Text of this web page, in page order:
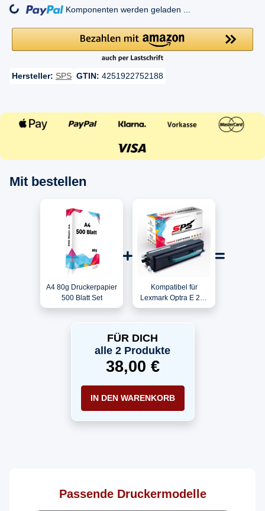
Komponenten werden geladen ...
Hersteller: SPS GTIN: 4251922752188
Mit bestellen
A4 80g Druckerpapier
500 Blatt Set
Kompatibel für
Lexmark Optra E 250
DN / E250A21E Toner
FÜR DICH
alle 2 Produkte
38,00 €
IN DEN WARENKORB
Passende Druckermodelle